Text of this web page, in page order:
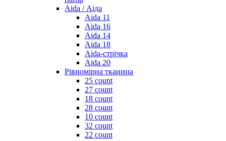
Aida / Аіда
Aida 11
Aida 16
Aida 14
Aida 18
Aida-стрічка
Aida 20
Рівномірна тканина
25 count
27 count
18 count
28 count
10 count
32 count
22 count